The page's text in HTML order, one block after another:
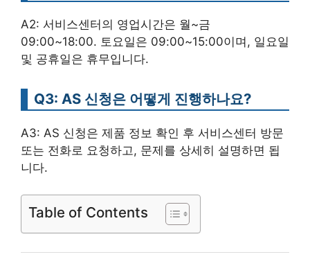
A2: 서비스센터의 영업시간은 월~금
09:00~18:00. 토요일은 09:00~15:00이며, 일요일
및 공휴일은 휴무입니다.
Q3: AS 신청은 어떻게 진행하나요?
A3: AS 신청은 제품 정보 확인 후 서비스센터 방문
또는 전화로 요청하고, 문제를 상세히 설명하면 됩
니다.
Table of Contents